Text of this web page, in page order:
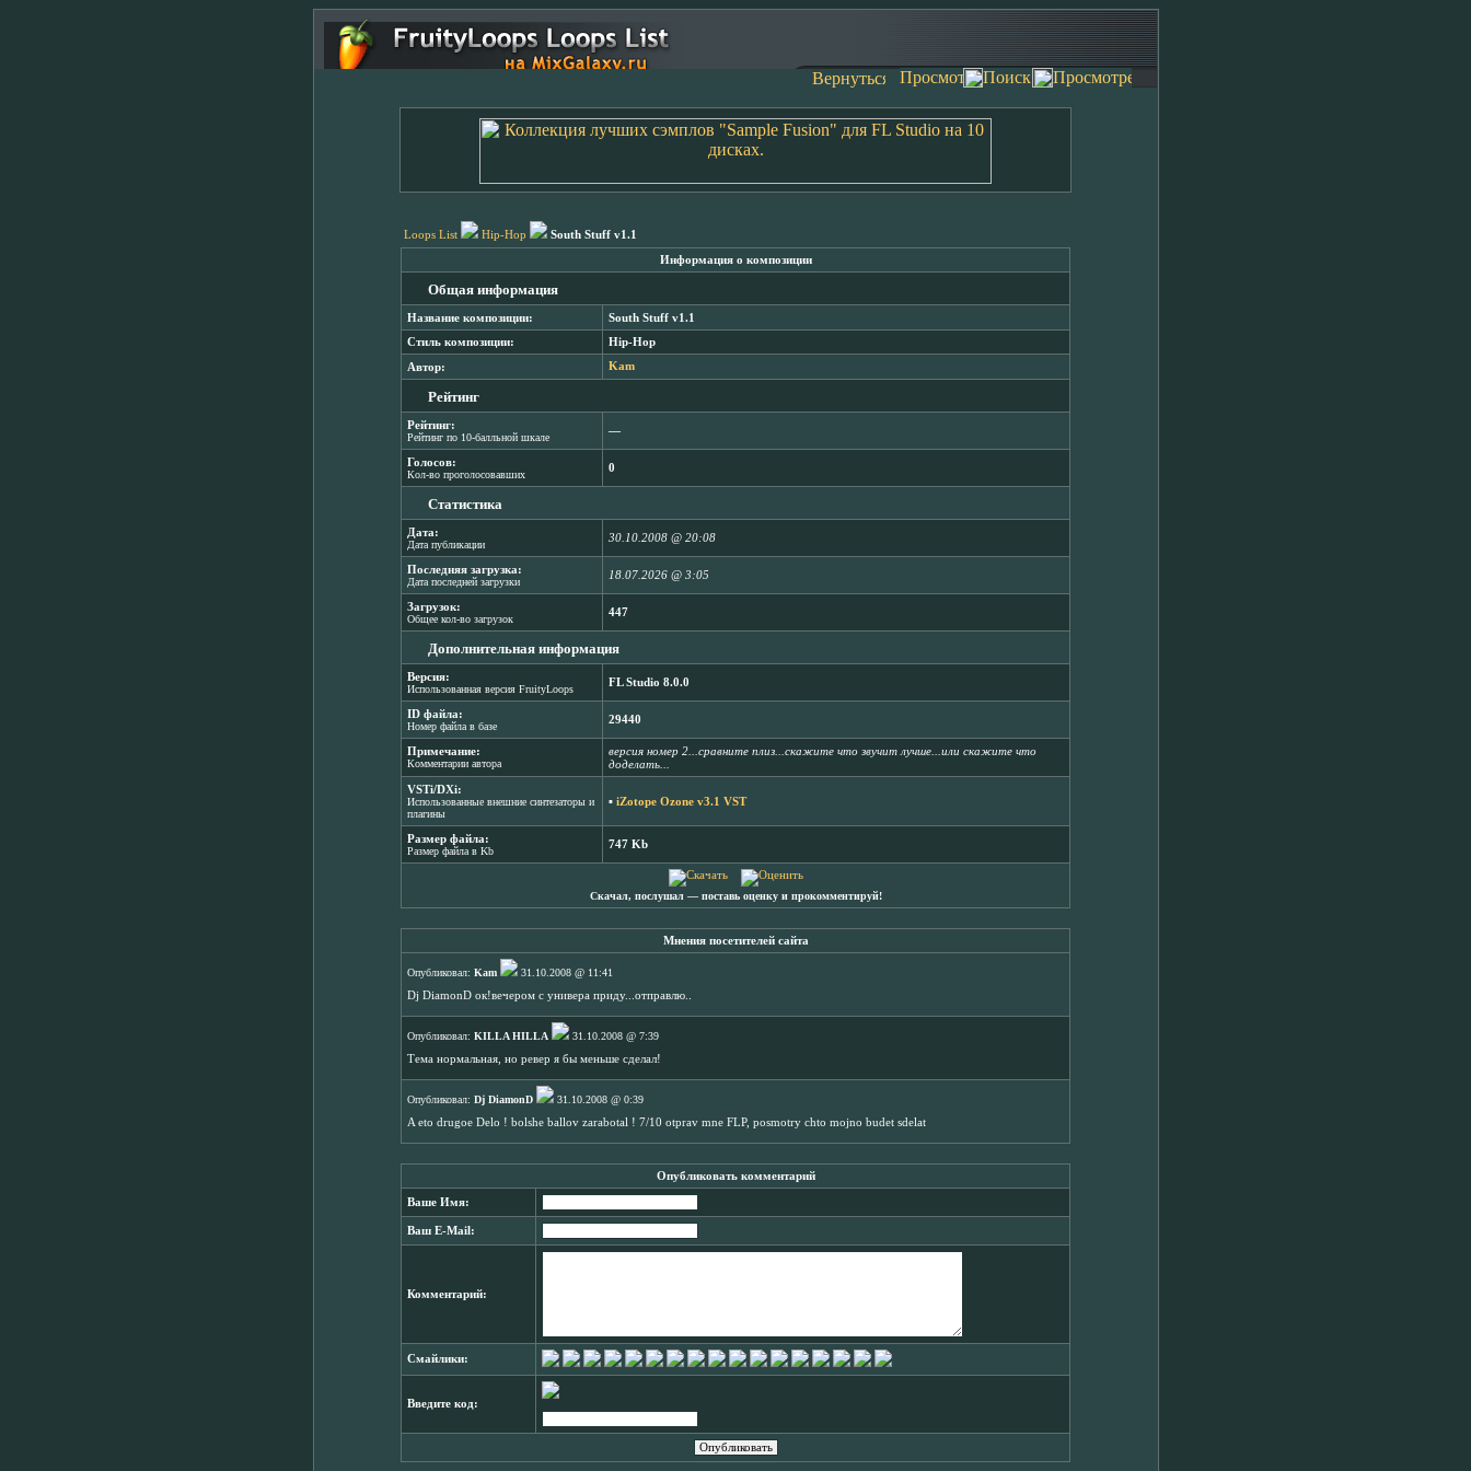
Loops List Hip-Hop South Stuff v1.1
Информация о композиции
Общая информация
Название композиции: South Stuff v1.1
Стиль композиции: Hip-Hop
Автор: Kam
Рейтинг
Рейтинг:
Рейтинг по 10-балльной шкале
―
Голосов:
Кол-во проголосовавших
0
Статистика
Дата:
Дата публикации
30.10.2008 @ 20:08
Последняя загрузка:
Дата последней загрузки
18.07.2026 @ 3:05
Загрузок:
Общее кол-во загрузок
447
Дополнительная информация
Версия:
Использованная версия FruityLoops
FL Studio 8.0.0
ID файла:
Номер файла в базе
29440
Примечание:
Комментарии автора
версия номер 2...сравните плиз...скажите что звучит лучше...или скажите что
доделать...
VSTi/DXi:
Использованные внешние синтезаторы и
плагины
▪ iZotope Ozone v3.1 VST
Размер файла:
Размер файла в Kb
747 Kb
Скачал, послушал ― поставь оценку и прокомментируй!
Мнения посетителей сайта
Опубликовал: Kam
31.10.2008 @ 11:41
Dj DiamonD ок!вечером с универа приду...отправлю..
Опубликовал: KILLA HILLA
31.10.2008 @ 7:39
Тема нормальная, но ревер я бы меньше сделал!
Опубликовал: Dj DiamonD
31.10.2008 @ 0:39
A eto drugoe Delo ! bolshe ballov zarabotal ! 7/10 otprav mne FLP, posmotry chto mojno budet sdelat
Опубликовать комментарий
Ваше Имя:
Ваш E-Mail:
Комментарий:
Смайлики:
Введите код: